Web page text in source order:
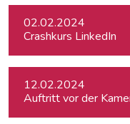
02.02.2024
Crashkurs LinkedIn
12.02.2024
Auftritt vor der